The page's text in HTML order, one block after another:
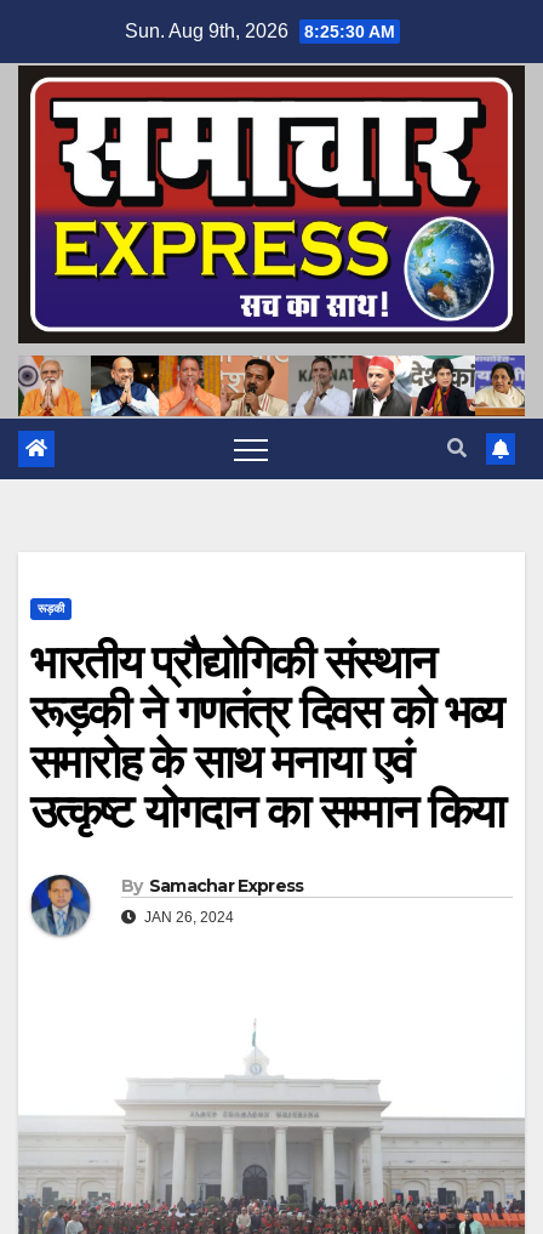
content
Sun. Aug 9th, 2026 8:25:32 AM
रूड़की
भारतीय प्रौद्योगिकी संस्थान
रूड़की ने गणतंत्र दिवस को भव्य
समारोह के साथ मनाया एवं
उत्कृष्ट योगदान का सम्मान किया
By Samachar Express
JAN 26, 2024